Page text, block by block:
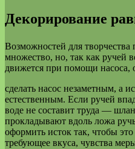
Декорирование
Возможностей для творчества
множество, но, так как ручей
движется при помощи насоса,
сделать насос незаметным, а
естественным. Если ручей
воде не составит труда —
прокладывают вдоль ложа
оформить исток так, чтобы
требующее вкуса, чувства